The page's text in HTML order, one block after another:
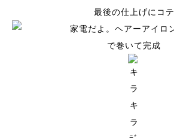
最後の仕上げにコテ
で巻いて完成